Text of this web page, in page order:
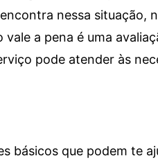
nessa situação,
a pena é uma
pode atender às
básicos que podem te